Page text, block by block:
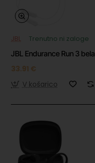
JBL
Trenutno ni zaloge
JBL Endurance Run 3 bela
33.91 €
V košarico